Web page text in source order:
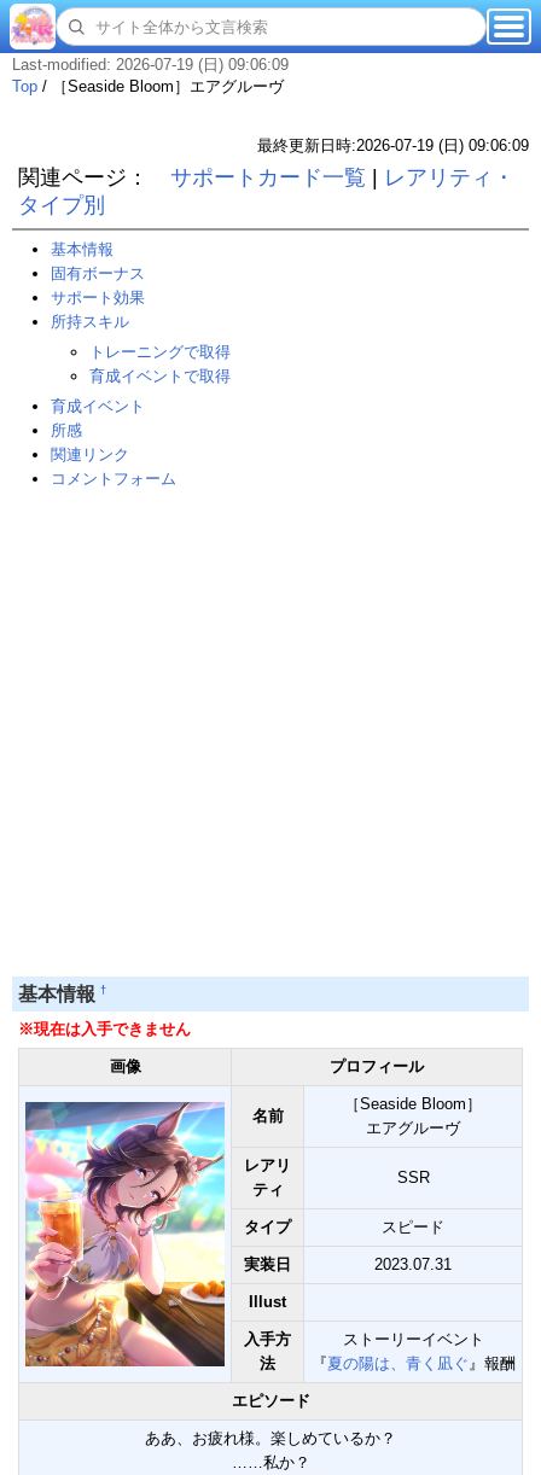
Last-modified: 2026-07-19 (日) 09:06:09
Top / ［Seaside Bloom］エアグルーヴ
最終更新日時:2026-07-19 (日) 09:06:09
関連ページ： サポートカード一覧
レアリティ・
タイプ別
基本情報
固有ボーナス
サポート効果
所持スキル
トレーニングで取得
育成イベントで取得
育成イベント
所感
関連リンク
コメントフォーム
基本情報 †
※現在は入手できません
画像 プロフィール
名前
［Seaside Bloom］
エアグルーヴ
レアリ
ティ
SSR
タイプ スピード
実装日 2023.07.31
Illust
入手方
法
ストーリーイベント
『夏の陽は、青く凪ぐ 』報酬
エピソード
ああ、お疲れ様。楽しめているか？
……私か？